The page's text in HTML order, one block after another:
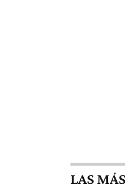
LAS